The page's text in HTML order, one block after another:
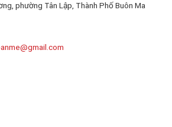
phường Tân Lập, Thành Phố Buôn Ma